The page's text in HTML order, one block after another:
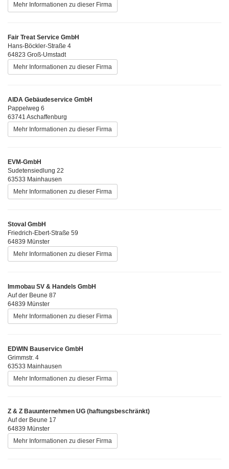
Mehr Informationen zu dieser Firma
Fair Treat Service GmbH
Hans-Böckler-Straße 4
64823 Groß-Umstadt
Mehr Informationen zu dieser Firma
AIDA Gebäudeservice GmbH
Pappelweg 6
63741 Aschaffenburg
Mehr Informationen zu dieser Firma
EVM-GmbH
Sudetensiedlung 22
63533 Mainhausen
Mehr Informationen zu dieser Firma
Stoval GmbH
Friedrich-Ebert-Straße 59
64839 Münster
Mehr Informationen zu dieser Firma
Immobau SV & Handels GmbH
Auf der Beune 87
64839 Münster
Mehr Informationen zu dieser Firma
EDWIN Bauservice GmbH
Grimmstr. 4
63533 Mainhausen
Mehr Informationen zu dieser Firma
Z & Z Bauunternehmen UG (haftungsbeschränkt)
Auf der Beune 17
64839 Münster
Mehr Informationen zu dieser Firma